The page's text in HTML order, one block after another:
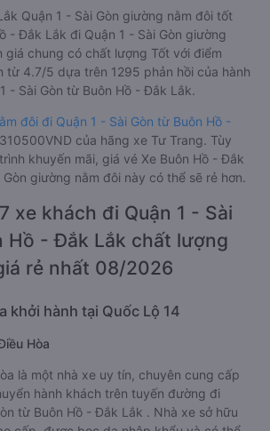
Quận 1 - Sài Gòn giường nằm đôi tốt
- Đắk Lắk đi Quận 1 - Sài Gòn giường
giá chung có chất lượng Tốt với điểm
từ 4.7/5 dựa trên 1295 phản hồi của hành
- Sài Gòn từ Buôn Hồ - Đắk Lắk.
đôi đi Quận 1 - Sài Gòn từ Buôn Hồ -
của hãng xe Tư Trang. Tùy
khuyến mãi, giá vé Xe Buôn Hồ - Đắk
giường nằm đôi này có thể sẽ rẻ hơn.
xe khách đi Quận 1 - Sài
Hồ - Đắk Lắk chất lượng
rẻ nhất 08/2026
khởi hành tại Quốc Lộ 14
Hòa
là một nhà xe uy tín, chuyên cung cấp
hành khách trên tuyến đường đi
từ Buôn Hồ - Đắk Lắk . Nhà xe sở hữu